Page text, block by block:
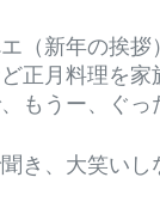
（新年の挨
正月料理を
もうー、ぐっ
き、大笑い